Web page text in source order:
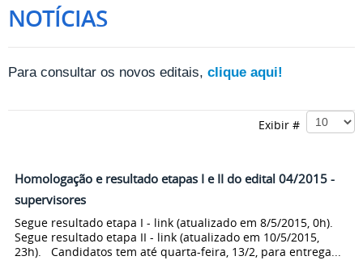
NOTÍCIAS
Para consultar os novos editais, clique aqui!
Exibir #
Homologação e resultado etapas I e II do edital 04/2015 -
supervisores
Segue resultado etapa I - link (atualizado em 8/5/2015, 0h).
Segue resultado etapa II - link (atualizado em 10/5/2015,
23h). Candidatos tem até quarta-feira, 13/2, para entrega...